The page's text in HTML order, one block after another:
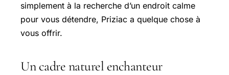
simplement à la recherche d’un endroit calme
pour vous détendre, Priziac a quelque chose à
vous offrir.
Un cadre naturel enchanteur